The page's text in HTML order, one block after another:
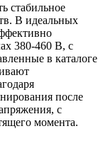
стабильное
В идеальных
380-460 В, с
в каталоге
после
с
момента.